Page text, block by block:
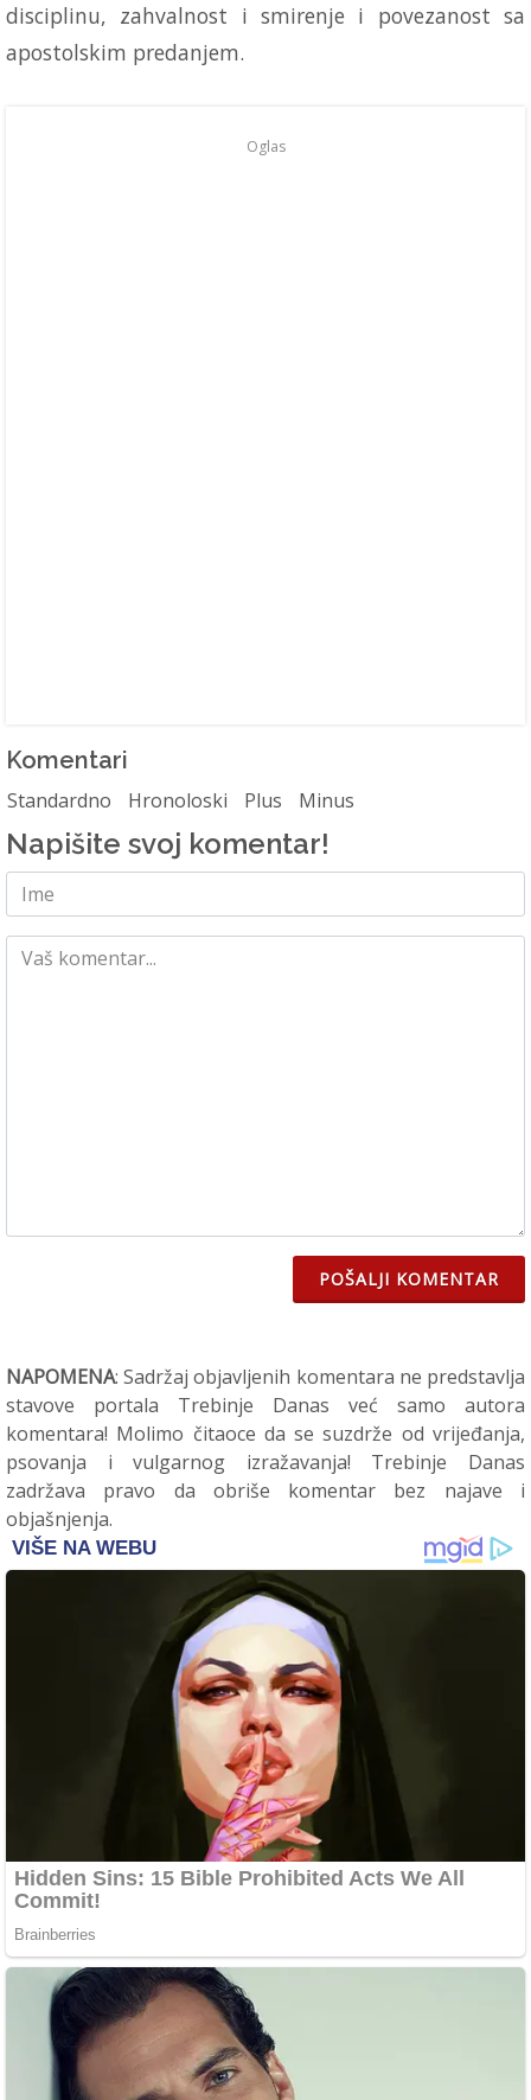
disciplinu, zahvalnost i smirenje i povezanost sa
apostolskim predanjem.
Oglas
Komentari
Standardno Hronoloski Plus Minus
Napišite svoj komentar!
POŠALJI KOMENTAR
NAPOMENA: Sadržaj objavljenih komentara ne predstavlja
stavove portala Trebinje Danas već samo autora
komentara! Molimo čitaoce da se suzdrže od vrijeđanja,
psovanja i vulgarnog izražavanja! Trebinje Danas
zadržava pravo da obriše komentar bez najave i
objašnjenja.